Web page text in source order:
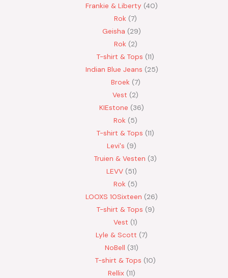
Frankie & Liberty 40
Rok 7
Geisha
29
Rok 2
T-shirt & Tops 11
Indian Blue Jeans 25
Broek 7
Vest
2
KIEstone
36
Rok
5
T-shirt & Tops 11
Levi's
9
Truien & Vesten
3
LEVV 51
Rok
5
LOOXS 10Sixteen
26
T-shirt & Tops 9
Vest 1
Lyle & Scott 7
NoBell
31
T-shirt & Tops 10
Rellix 11